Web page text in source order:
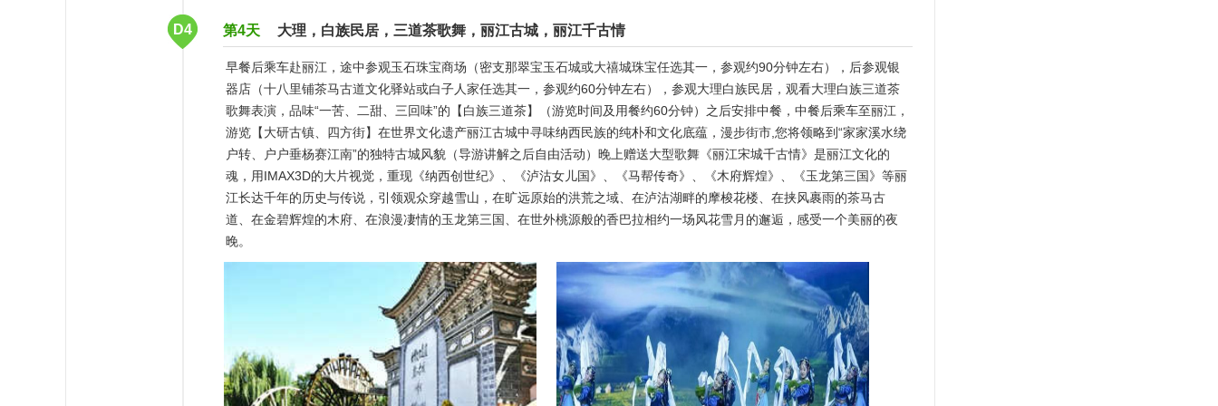
D4 第4天 大理，白族民居，三道茶歌舞，丽江古城，丽江千古情
早餐后乘车赴丽江，途中参观玉石珠宝商场（密支那翠宝玉石城或大禧城珠宝任选其一，参观约90分钟左右），后参观银
器店（十八里铺茶马古道文化驿站或白子人家任选其一，参观约60分钟左右），参观大理白族民居，观看大理白族三道茶
歌舞表演，品味“一苦、二甜、三回味”的【白族三道茶】（游览时间及用餐约60分钟）之后安排中餐，中餐后乘车至丽江，
游览【大研古镇、四方街】在世界文化遗产丽江古城中寻味纳西民族的纯朴和文化底蕴，漫步街市,您将领略到“家家溪水绕
户转、户户垂杨赛江南”的独特古城风貌（导游讲解之后自由活动）晚上赠送大型歌舞《丽江宋城千古情》是丽江文化的
魂，用IMAX3D的大片视觉，重现《纳西创世纪》、《泸沽女儿国》、《马帮传奇》、《木府辉煌》、《玉龙第三国》等丽
江长达千年的历史与传说，引领观众穿越雪山，在旷远原始的洪荒之域、在泸沽湖畔的摩梭花楼、在挟风裹雨的茶马古
道、在金碧辉煌的木府、在浪漫凄情的玉龙第三国、在世外桃源般的香巴拉相约一场风花雪月的邂逅，感受一个美丽的夜
晚。